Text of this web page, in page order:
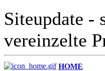
Siteupdate -
vereinzelte
HOME